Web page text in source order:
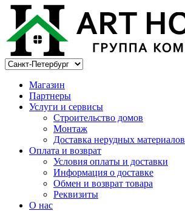
Магазин
Партнеры
Услуги и сервисы
Строительство домов
Монтаж
Доставка нерудных материалов
Оплата и возврат
Условия оплаты и доставки
Информация о доставке
Обмен и возврат товара
Реквизиты
О нас